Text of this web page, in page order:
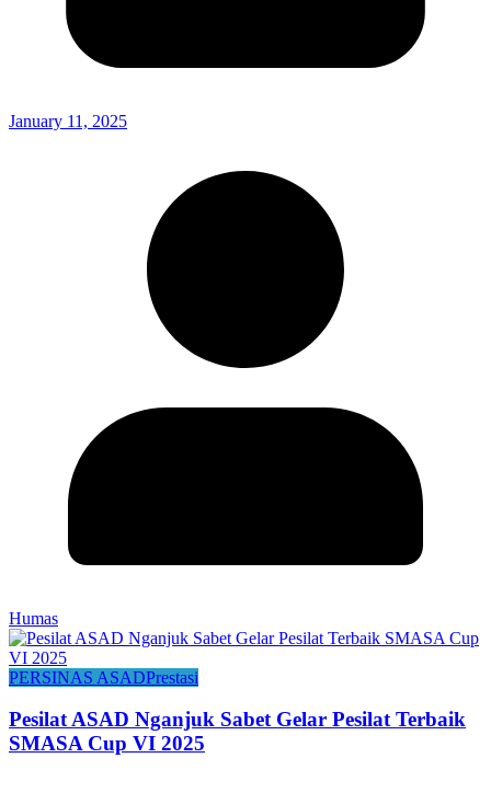
January 11, 2025
Humas
PERSINAS ASADPrestasi
Pesilat ASAD Nganjuk Sabet Gelar Pesilat Terbaik
SMASA Cup VI 2025